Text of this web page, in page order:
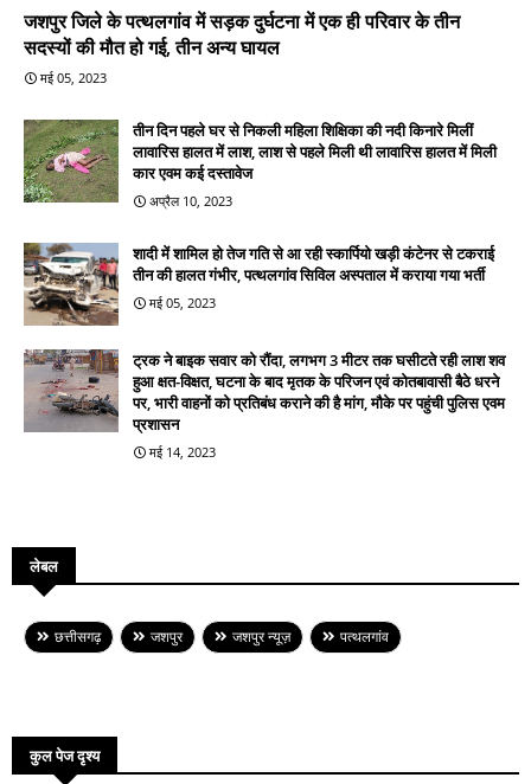
जशपुर जिले के पत्थलगांव में सड़क दुर्घटना में एक ही परिवार के तीन
सदस्यों की मौत हो गई, तीन अन्य घायल
मई 05, 2023
तीन दिन पहले घर से निकली महिला शिक्षिका की नदी किनारे मिलीं
लावारिस हालत में लाश, लाश से पहले मिली थी लावारिस हालत में मिली
कार एवम कई दस्तावेज
अप्रैल 10, 2023
शादी में शामिल हो तेज गति से आ रही स्कार्पियो खड़ी कंटेनर से टकराई
तीन की हालत गंभीर, पत्थलगांव सिविल अस्पताल में कराया गया भर्ती
मई 05, 2023
ट्रक ने बाइक सवार को रौंदा, लगभग 3 मीटर तक घसीटते रही लाश शव
हुआ क्षत-विक्षत, घटना के बाद मृतक के परिजन एवं कोतबावासी बैठे धरने
पर, भारी वाहनों को प्रतिबंध कराने की है मांग, मौके पर पहुंची पुलिस एवम
प्रशासन
मई 14, 2023
लेबल
छत्तीसगढ़ जशपुर जशपुर न्यूज़ पत्थलगांव
कुल पेज दृश्य